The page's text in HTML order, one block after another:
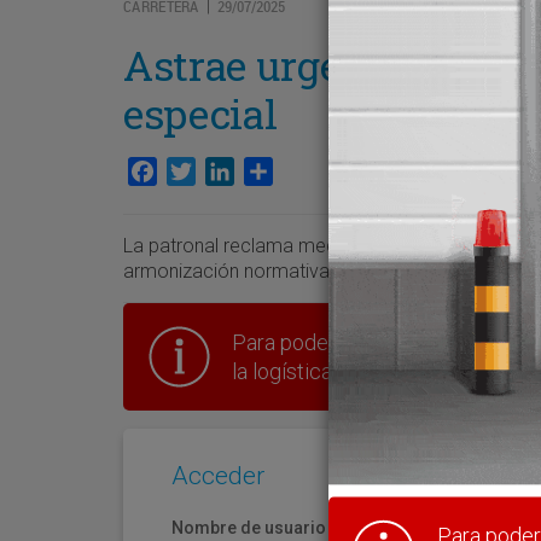
CARRETERA 29/07/2025
Astrae urge cambios
especial
Facebook
TwitterLinkedInCompartir
La patronal reclama medidas para la mejora
armonización normativa y una mayor
Para poder seguir leyendo hay
la logística en España.
Acceder
Nombre de usuario
Para